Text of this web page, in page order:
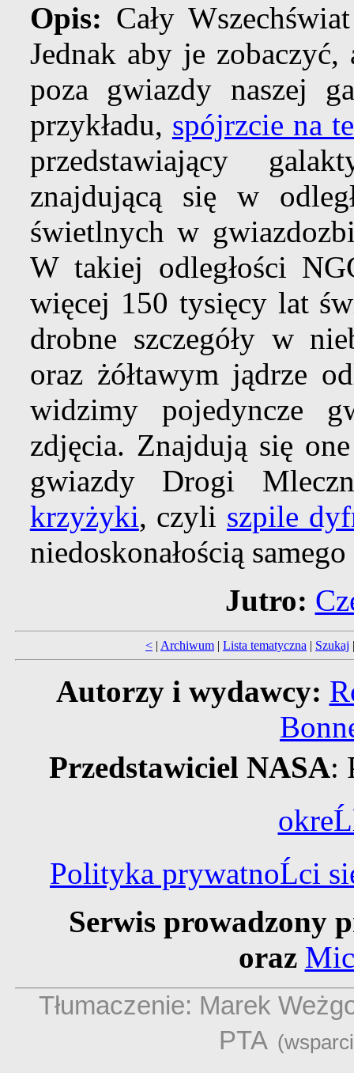
Opis: Cały
Jednak aby je
poza gwiazdy naszej
przykładu, spójrzcie na
przedstawiający
znajdującą się w
świetlnych w
W takiej odległości
więcej 150 tysięcy lat
drobne szczegóły w
oraz żółtawym jądrze
widzimy pojedyncze
zdjęcia. Znajdują się
gwiazdy Drogi
krzyżyki, czyli szpile
niedoskonałością
Jutro:
< | Archiwum | Lista tematyczna | Szukaj
Autorzy i wydawcy:
Przedstawiciel NASA:
Polityka prywatnoĹci
Serwis prowadzony
oraz
Tłumaczenie: Marek
PTA